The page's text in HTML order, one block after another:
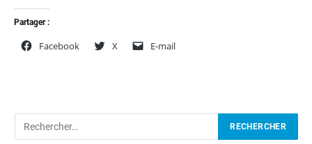
Partager :
Facebook X E-mail